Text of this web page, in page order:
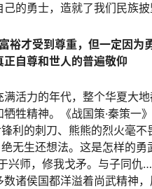
的勇士，造就了我们民族披
裕才受到尊重，但一定因为
自尊和世人的普遍敬仰
活力的年代，整个华夏大
牲精神。《战国策·秦策一
利的刺刀、熊熊的烈火毫
无生还想法。这是怎样的
兴师，修我戈矛。与子同仇
诸侯国都洋溢着尚武精神